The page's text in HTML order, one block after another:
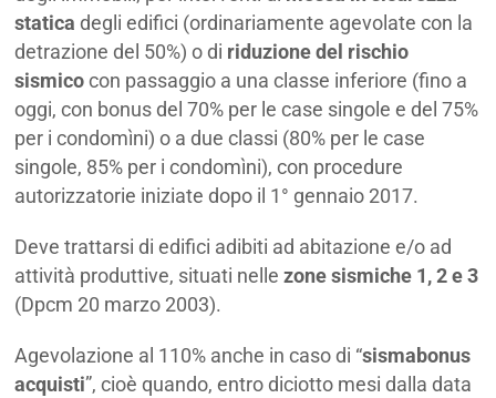
statica degli edifici (ordinariamente agevolate con la
detrazione del 50%) o di riduzione del rischio
sismicocon passaggio a una classe inferiore (fino a
oggi, con bonus del 70% per le case singole e del 75%
per i condomìni) o a due classi (80% per le case
singole, 85% per i condomìni), con procedure
autorizzatorie iniziate dopo il 1° gennaio 2017.
Deve trattarsi di edifici adibiti ad abitazione e/o ad
attività produttive, situati nellezone sismiche 1, 2 e 3
(Dpcm 20 marzo 2003).
Agevolazione al 110% anche in caso di “sismabonus
acquisti”, cioè quando, entro diciotto mesi dalla data